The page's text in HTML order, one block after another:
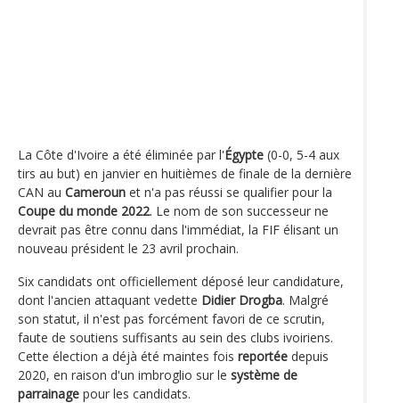
La Côte d'Ivoire a été éliminée par l'Égypte (0-0, 5-4 aux
tirs au but) en janvier en huitièmes de finale de la dernière
CAN au Cameroun et n'a pas réussi se qualifier pour la
Coupe du monde 2022. Le nom de son successeur ne
devrait pas être connu dans l'immédiat, la FIF élisant un
nouveau président le 23 avril prochain.
Six candidats ont officiellement déposé leur candidature,
dont l'ancien attaquant vedette Didier Drogba. Malgré
son statut, il n'est pas forcément favori de ce scrutin,
faute de soutiens suffisants au sein des clubs ivoiriens.
Cette élection a déjà été maintes fois reportée depuis
2020, en raison d'un imbroglio sur le système de
parrainage pour les candidats.